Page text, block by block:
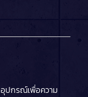
อุปกรณ์เพื่อความ